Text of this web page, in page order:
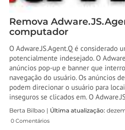
Remova
computador
O Adware.JS.Agent.Q é considerado
potencialmente indesejado. O
anúncios pop-up e banner que
navegação do usuário. Os anúncios
podem direcionar o usuário para
inseguros se clicados em. O
Berta Bilbao | Última atualização:
0 Comentários